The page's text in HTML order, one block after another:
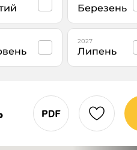
Березень
2027
Липень